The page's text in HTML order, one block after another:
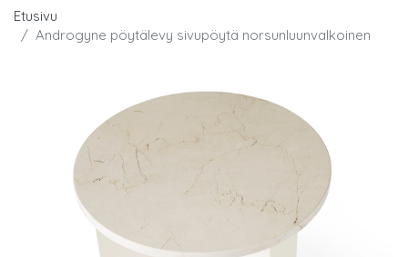
Etusivu
Androgyne pöytälevy sivupöytä norsunluunvalkoinen